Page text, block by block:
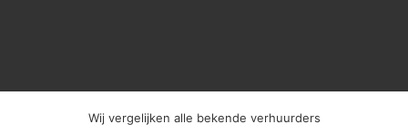
Wij vergelijken alle bekende verhuurders